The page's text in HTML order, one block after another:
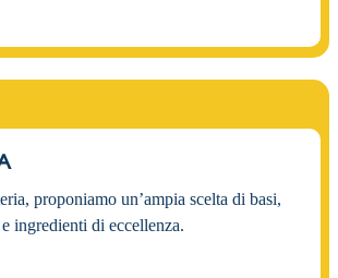
03.
proponiamo un’ampia scelta di basi,
ingredienti di eccellenza.